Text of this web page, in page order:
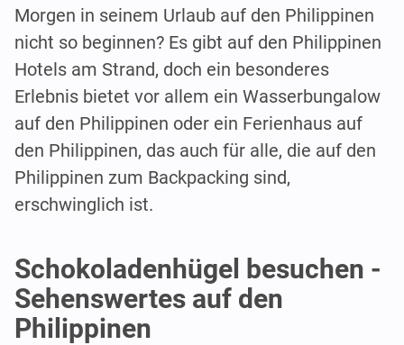
Morgen in seinem Urlaub auf den Philippinen
nicht so beginnen? Es gibt auf den Philippinen
Hotels am Strand, doch ein besonderes
Erlebnis bietet vor allem ein Wasserbungalow
auf den Philippinen oder ein Ferienhaus auf
den Philippinen, das auch für alle, die auf den
Philippinen zum Backpacking sind,
erschwinglich ist.
Schokoladenhügel besuchen -
Sehenswertes auf den
Philippinen